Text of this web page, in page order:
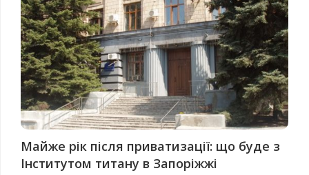
Майже рік після приватизації: що буде з
Інститутом титану в Запоріжжі